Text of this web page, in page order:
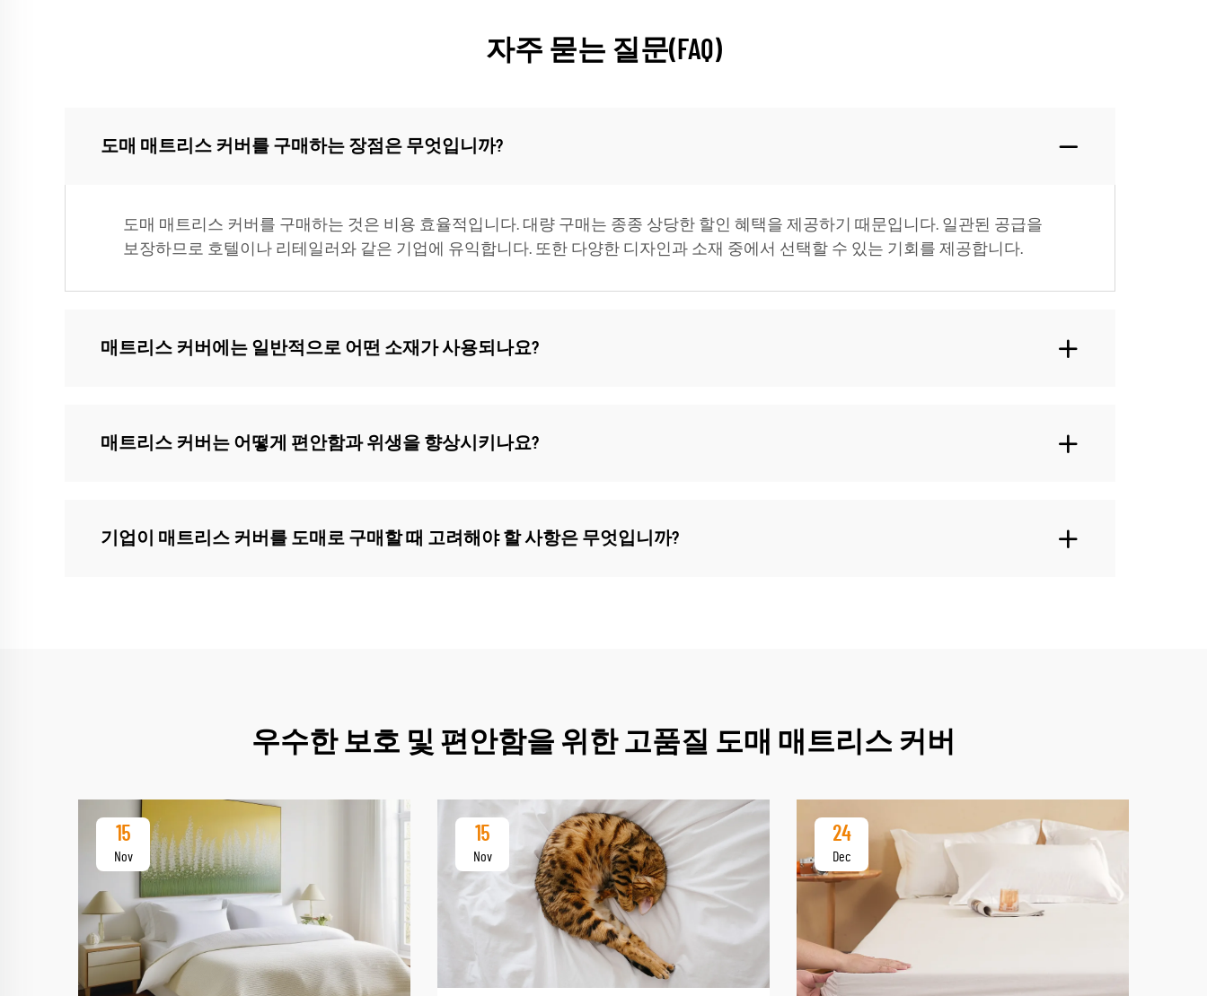
자주 묻는 질문(FAQ)
도매 매트리스 커버를 구매하는 장점은 무엇입니까?
도매 매트리스 커버를 구매하는 것은 비용 효율적입니다. 대량 구매는 종종 상당한 할인 혜택을 제공하기 때문입니다. 일관된 공급을
보장하므로 호텔이나 리테일러와 같은 기업에 유익합니다. 또한 다양한 디자인과 소재 중에서 선택할 수 있는 기회를 제공합니다.
매트리스 커버에는 일반적으로 어떤 소재가 사용되나요?
매트리스 커버는 어떻게 편안함과 위생을 향상시키나요?
기업이 매트리스 커버를 도매로 구매할 때 고려해야 할 사항은 무엇입니까?
우수한 보호 및 편안함을 위한 고품질 도매 매트리스 커버
15
Nov
15
Nov
24
Dec